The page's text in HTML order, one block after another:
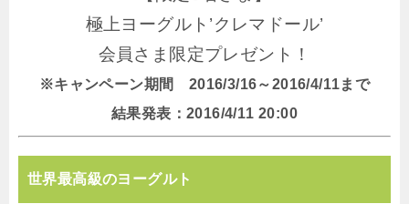
極上ヨーグルト’クレマドール’
会員さま限定プレゼント！
※キャンペーン期間 2016/3/16～2016/4/11まで
結果発表：2016/4/11 20:00
世界最高級のヨーグルト